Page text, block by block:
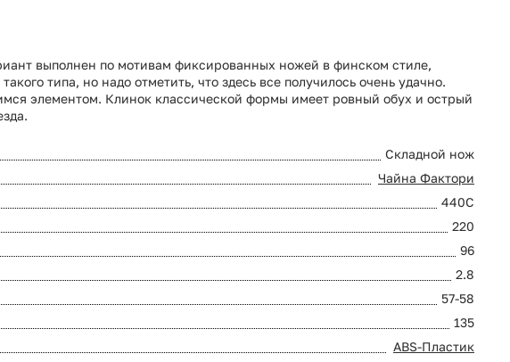
выполнен по мотивам фиксированных ножей в финском стиле,
типа, но надо отметить, что здесь все получилось очень удачно.
элементом. Клинок классической формы имеет ровный обух и острый
Складной нож
Чайна Фактори
440C
220
96
2.8
57-58
135
ABS-Пластик